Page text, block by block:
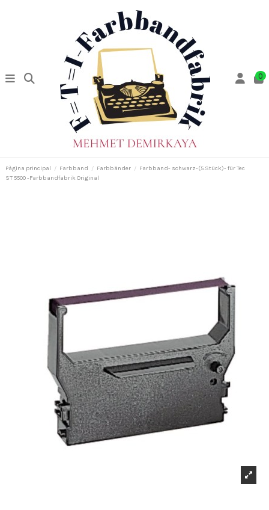
0
Pàgina principal Farbband Farbbänder
Farbband- schwarz-(5.Stück)- für Tec
ST 5500 -Farbbandfabrik Original